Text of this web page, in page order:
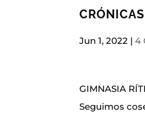
Jun 1, 2022 |4
GIMNASIA
Seguimos